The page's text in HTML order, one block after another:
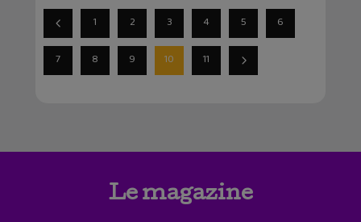
1 2 3 4 5 6
7 8 9 10 11
Le magazine